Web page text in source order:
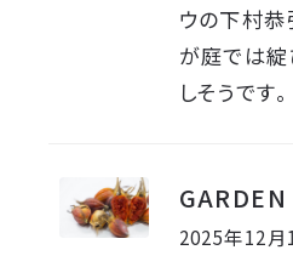
ウの下村
が庭では綻
しそうです
2025年12月